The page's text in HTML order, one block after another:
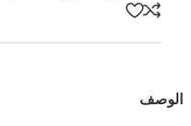
الوصف